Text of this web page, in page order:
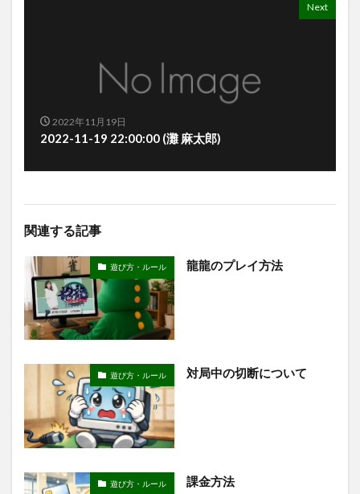
Next
2022年11月19日
2022-11-19 22:00:00 (灘 麻太郎)
関連する記事
遊び方・ルール 龍龍のプレイ方法
遊び方・ルール 対局中の切断について
遊び方・ルール 課金方法